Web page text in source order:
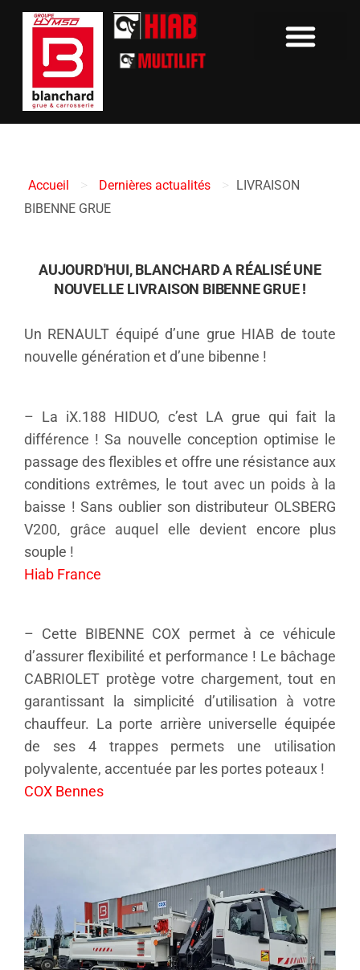
Accueil > Dernières actualités > LIVRAISON
BIBENNE GRUE
AUJOURD'HUI, BLANCHARD A RÉALISÉ UNE
NOUVELLE LIVRAISON BIBENNE GRUE !
Un RENAULT équipé d’une grue HIAB de toute
nouvelle génération et d’une bibenne !
– La iX.188 HIDUO, c’est LA grue qui fait la
différence ! Sa nouvelle conception optimise le
passage des flexibles et offre une résistance aux
conditions extrêmes, le tout avec un poids à la
baisse ! Sans oublier son distributeur OLSBERG
V200, grâce auquel elle devient encore plus
souple !
Hiab France
– Cette BIBENNE COX permet à ce véhicule
d’assurer flexibilité et performance ! Le bâchage
CABRIOLET protège votre chargement, tout en
garantissant la simplicité d’utilisation à votre
chauffeur. La porte arrière universelle équipée
de ses 4 trappes permets une utilisation
polyvalente, accentuée par les portes poteaux !
COX Bennes